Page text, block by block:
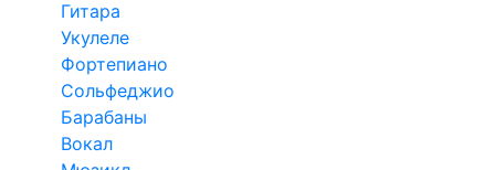
Гитара
Укулеле
Фортепиано
Сольфеджио
Барабаны
Вокал